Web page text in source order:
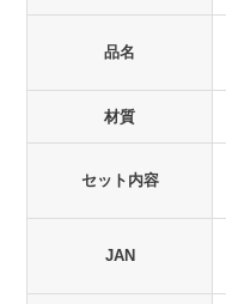
品名
材質
セット内容
JAN